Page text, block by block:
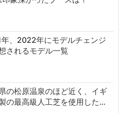
、2022年にモデルチェンジ
されるモデル一覧
の松原温泉のほど近く、イギ
の最高級人工芝を使用した…